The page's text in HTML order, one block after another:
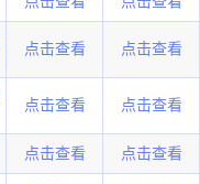
点击查看 点击查看
点击查看 点击查看
点击查看 点击查看